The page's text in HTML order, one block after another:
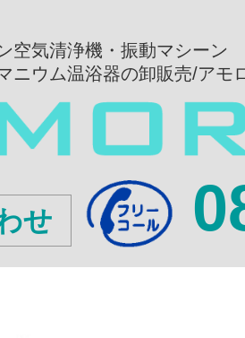
空気清浄機・振動マシーン
ニウム温浴器の卸販売/アモ
せ